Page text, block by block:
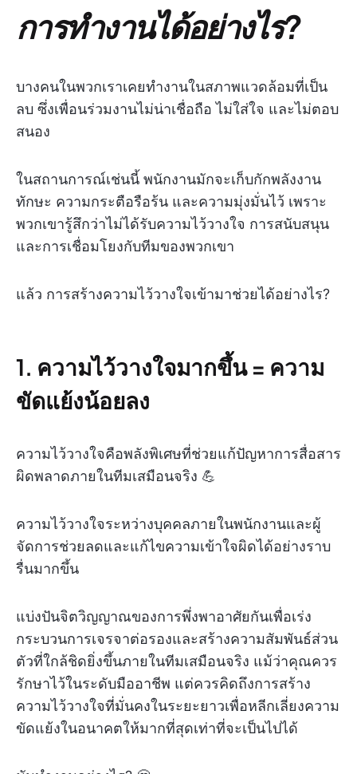
การทำงานได้อย่างไร?
บางคนในพวกเราเคยทำงานในสภาพแวดล้อมที่เป็น
ลบ ซึ่งเพื่อนร่วมงานไม่น่าเชื่อถือ ไม่ใส่ใจ และไม่ตอบ
สนอง
ในสถานการณ์เช่นนี้ พนักงานมักจะเก็บกักพลังงาน
ทักษะ ความกระตือรือร้น และความมุ่งมั่นไว้ เพราะ
พวกเขารู้สึกว่าไม่ได้รับความไว้วางใจ การสนับสนุน
และการเชื่อมโยงกับทีมของพวกเขา
แล้ว การสร้างความไว้วางใจเข้ามาช่วยได้อย่างไร?
1. ความไว้วางใจมากขึ้น = ความ
ขัดแย้งน้อยลง
ความไว้วางใจคือพลังพิเศษที่ช่วยแก้ปัญหาการสื่อสาร
ผิดพลาดภายในทีมเสมือนจริง 💪
ความไว้วางใจระหว่างบุคคลภายในพนักงานและผู้
จัดการช่วยลดและแก้ไขความเข้าใจผิดได้อย่างราบ
รื่นมากขึ้น
แบ่งปันจิตวิญญาณของการพึ่งพาอาศัยกันเพื่อเร่ง
กระบวนการเจรจาต่อรองและสร้างความสัมพันธ์ส่วน
ตัวที่ใกล้ชิดยิ่งขึ้นภายในทีมเสมือนจริง แม้ว่าคุณควร
รักษาไว้ในระดับมืออาชีพ แต่ควรคิดถึงการสร้าง
ความไว้วางใจที่มั่นคงในระยะยาวเพื่อหลีกเลี่ยงความ
ขัดแย้งในอนาคตให้มากที่สุดเท่าที่จะเป็นไปได้